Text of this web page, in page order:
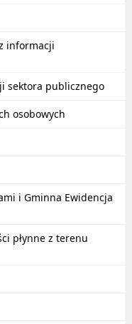
informacji
sektora publicznego
osobowych
i Gminna Ewidencja
płynne z terenu